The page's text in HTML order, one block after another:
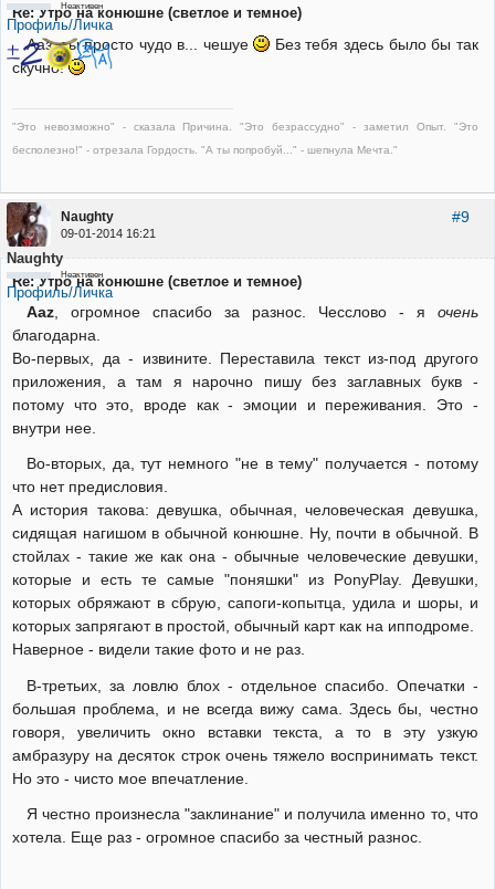
Неактивен
Профиль/Личка
Re: Утро на конюшне (светлое и темное)
Ааз, ты просто чудо в... чешуе
Без тебя здесь было бы так
скучно!
"Это невозможно" - сказала Причина. "Это безрассудно" - заметил Опыт. "Это
бесполезно!" - отрезала Гордость. "А ты попробуй..." - шепнула Мечта."
#9
Naughty
09-01-2014 16:21
Naughty
Неактивен
Профиль/Личка
Re: Утро на конюшне (светлое и темное)
Aaz, огромное спасибо за разнос. Чесслово - я очень
благодарна.
Во-первых, да - извините. Переставила текст из-под другого
приложения, а там я нарочно пишу без заглавных букв -
потому что это, вроде как - эмоции и переживания. Это -
внутри нее.
Во-вторых, да, тут немного "не в тему" получается - потому
что нет предисловия.
А история такова: девушка, обычная, человеческая девушка,
сидящая нагишом в обычной конюшне. Ну, почти в обычной. В
стойлах - такие же как она - обычные человеческие девушки,
которые и есть те самые "поняшки" из PonyPlay. Девушки,
которых обряжают в сбрую, сапоги-копытца, удила и шоры, и
которых запрягают в простой, обычный карт как на ипподроме.
Наверное - видели такие фото и не раз.
В-третьих, за ловлю блох - отдельное спасибо. Опечатки -
большая проблема, и не всегда вижу сама. Здесь бы, честно
говоря, увеличить окно вставки текста, а то в эту узкую
амбразуру на десяток строк очень тяжело воспринимать текст.
Но это - чисто мое впечатление.
Я честно произнесла "заклинание" и получила именно то, что
хотела. Еще раз - огромное спасибо за честный разнос.